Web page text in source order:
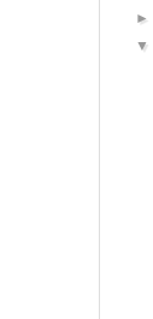
►
▼